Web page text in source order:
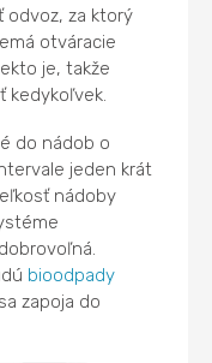
odvoz, za ktorý
otváracie
je, takže
kedykoľvek.
do nádob o
jeden krát
nádoby
bioodpady
zapoja do